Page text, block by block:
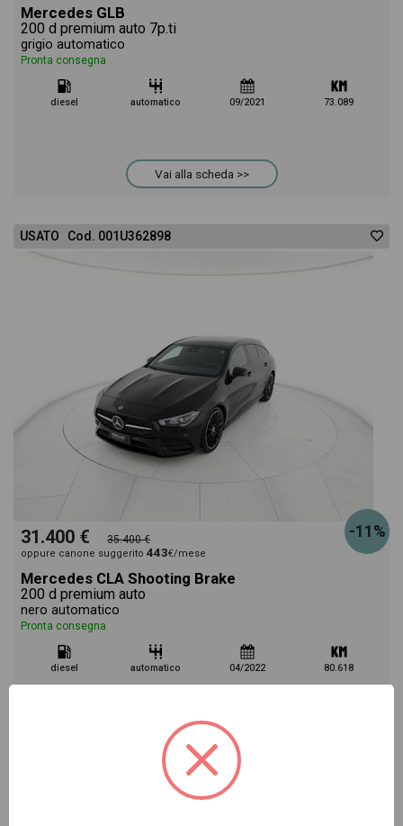
Mercedes GLB
200 d premium auto 7p.ti
grigio automatico
Pronta consegna
diesel automatico 09/2021 73.089
Vai alla scheda >>
USATO Cod. 001U362898
-11%
31.400 € 35.400 €
oppure canone suggerito 443€/mese
Mercedes CLA Shooting Brake
200 d premium auto
nero automatico
Pronta consegna
diesel automatico 04/2022 80.618
Vai alla scheda >>